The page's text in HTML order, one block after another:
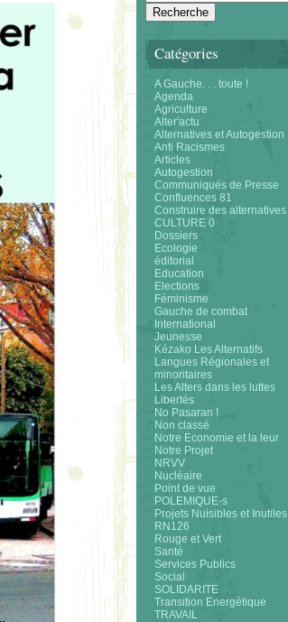
Catégories
A Gauche. . . toute !
Agenda
Agriculture
Alter'actu
Alternatives et Autogestion
Anti Racismes
Articles
Autogestion
Communiqués de Presse
Confluences 81
Construire des alternatives
CULTURE 0
Dossiers
Ecologie
éditorial
Education
Elections
Féminisme
Gauche de combat
International
Jeunesse
Kézako Les Alternatifs
Langues Régionales et
minoritaires
Les Alters dans les luttes
Libertés
No Pasaran !
Non classé
Notre Economie et la leur
Notre Projet
NRVV
Nucléaire
Point de vue
POLEMIQUE-s
Projets Nuisibles et Inutiles
RN126
Rouge et Vert
Santé
Services Publics
Social
SOLIDARITE
Transition Energétique
TRAVAIL